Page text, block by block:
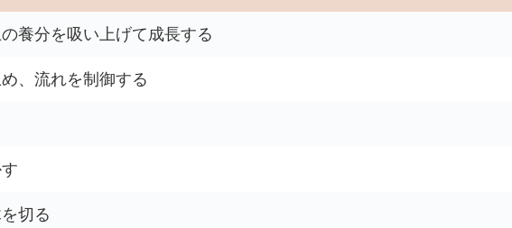
養分を吸い上げて成長する
、流れを制御する
切る